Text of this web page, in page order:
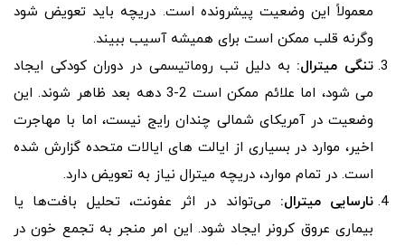
معمولاً این وضعیت پیشرونده است. دریچه باید تعویض شود
وگرنه قلب ممکن است برای همیشه آسیب ببیند.
تنگی میترال: به دلیل تب روماتیسمی در دوران کودکی ایجاد
می شود، اما علائم ممکن است 2-3 دهه بعد ظاهر شوند. این
وضعیت در آمریکای شمالی چندان رایج نیست، اما با مهاجرت
اخیر، موارد در بسیاری از ایالت های ایالات متحده گزارش شده
است. در تمام موارد، دریچه میترال نیاز به تعویض دارد.
نارسایی میترال: می‌تواند در اثر عفونت، تحلیل بافت‌ها یا
بیماری عروق کرونر ایجاد شود. این امر منجر به تجمع خون در